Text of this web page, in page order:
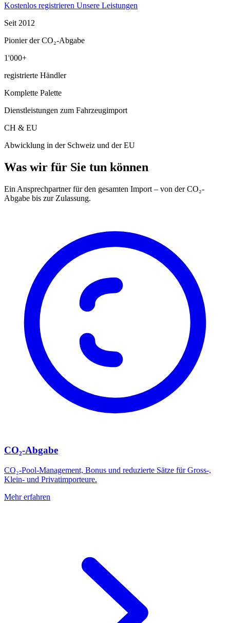
Kostenlos registrieren Unsere Leistungen
Seit 2012
Pionier der CO₂-Abgabe
1'000+
registrierte Händler
Komplette Palette
Dienstleistungen zum Fahrzeugimport
CH & EU
Abwicklung in der Schweiz und der EU
Was wir für Sie tun können
Ein Ansprechpartner für den gesamten Import – von der CO₂-
Abgabe bis zur Zulassung.
CO₂-Abgabe
CO₂-Pool-Management, Bonus und reduzierte Sätze für Gross-,
Klein- und Privatimporteure.
Mehr erfahren